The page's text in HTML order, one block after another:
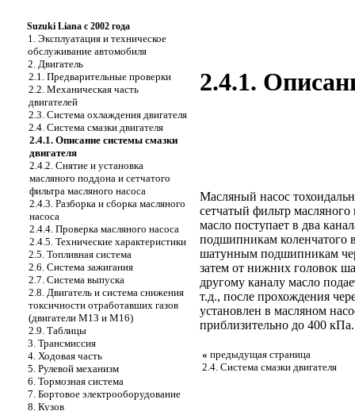
Suzuki Liana с 2002 года
1. Эксплуатация и техническое
обслуживание автомобиля
2. Двигатель
2.1. Предварительные проверки
2.2. Механическая часть
двигателей
2.3. Система охлаждения двигателя
2.4. Система смазки двигателя
2.4.1. Описание системы смазки
двигателя
2.4.2. Снятие и установка
масляного поддона и сетчатого
фильтра масляного насоса
2.4.3. Разборка и сборка масляного
насоса
2.4.4. Проверка масляного насоса
2.4.5. Технические характеристики
2.5. Топливная система
2.6. Система зажигания
2.7. Система выпуска
2.8. Двигатель и система снижения
токсичности отработавших газов
(двигатели М13 и М16)
2.9. Таблицы
3. Трансмиссия
4. Ходовая часть
5. Рулевой механизм
6. Тормозная система
7. Бортовое электрооборудование
8. Кузов
2.4.1.
Масляный насос
сетчатый фильтр
масло поступает в два
подшипникам коленчатого
шатунным подшипникам
затем от нижних головок
другому каналу масло
т.д., после прохождения
установлен в масляном
приблизительно до 400 кПа.
« предыдущая страница
2.4. Система смазки двигателя